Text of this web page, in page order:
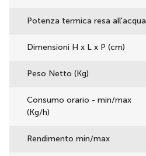
Potenza termica resa all'acqua
Dimensioni H x L x P (cm)
Peso Netto (Kg)
Consumo orario - min/max
(Kg/h)
Rendimento min/max